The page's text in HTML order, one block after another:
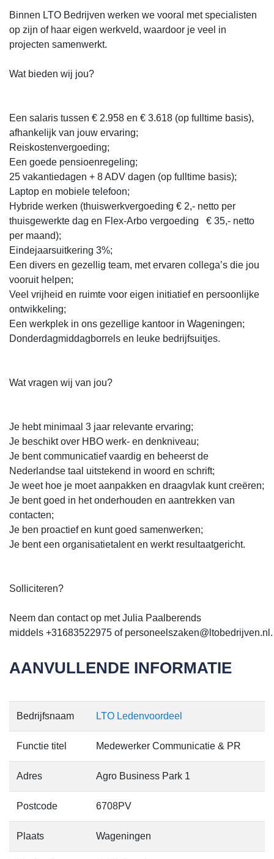
Binnen LTO Bedrijven werken we vooral met specialisten
op zijn of haar eigen werkveld, waardoor je veel in
projecten samenwerkt.
Wat bieden wij jou?
Een salaris tussen € 2.958 en € 3.618 (op fulltime basis),
afhankelijk van jouw ervaring;
Reiskostenvergoeding;
Een goede pensioenregeling;
25 vakantiedagen + 8 ADV dagen (op fulltime basis);
Laptop en mobiele telefoon;
Hybride werken (thuiswerkvergoeding € 2,- netto per
thuisgewerkte dag en Flex-Arbo vergoeding € 35,- netto
per maand);
Eindejaarsuitkering 3%;
Een divers en gezellig team, met ervaren collega’s die jou
vooruit helpen;
Veel vrijheid en ruimte voor eigen initiatief en persoonlijke
ontwikkeling;
Een werkplek in ons gezellige kantoor in Wageningen;
Donderdagmiddagborrels en leuke bedrijfsuitjes.
Wat vragen wij van jou?
Je hebt minimaal 3 jaar relevante ervaring;
Je beschikt over HBO werk- en denkniveau;
Je bent communicatief vaardig en beheerst de
Nederlandse taal uitstekend in woord en schrift;
Je weet hoe je moet aanpakken en draagvlak kunt creëren;
Je bent goed in het onderhouden en aantrekken van
contacten;
Je ben proactief en kunt goed samenwerken;
Je bent een organisatietalent en werkt resultaatgericht.
Solliciteren?
Neem dan contact op met Julia Paalberends
middels +31683522975 of personeelszaken@ltobedrijven.nl.
AANVULLENDE INFORMATIE
Bedrijfsnaam LTO Ledenvoordeel
Functie titel Medewerker Communicatie & PR
Adres Agro Business Park 1
Postcode 6708PV
Plaats Wageningen